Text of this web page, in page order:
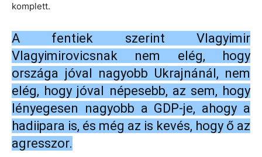
komplett.
A fentiek szerint Vlagyimir
Vlagyimirovicsnak nem elég, hogy
országa jóval nagyobb Ukrajnánál, nem
elég, hogy jóval népesebb, az sem, hogy
lényegesen nagyobb a GDP-je, ahogy a
hadiipara is, és még az is kevés, hogy ő az
agresszor.